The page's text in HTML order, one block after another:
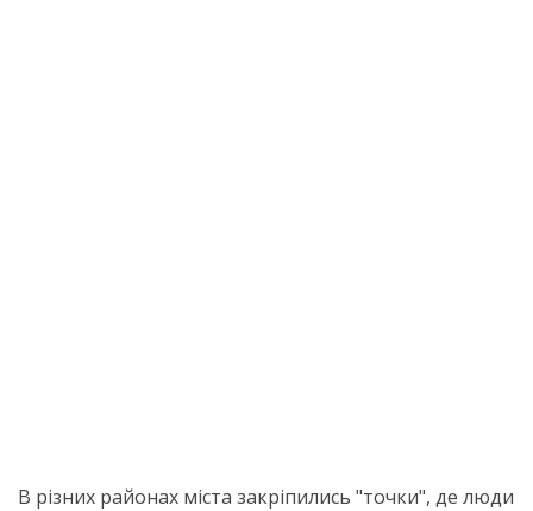
В різних районах міста закріпились "точки", де люди